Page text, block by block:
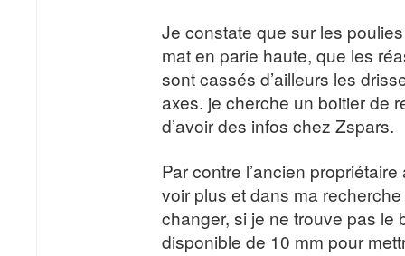
Je constate que sur les
mat en parie haute, que les
sont cassés d’ailleurs les
axes. je cherche un boitier de
d’avoir des infos chez Zspars.
Par contre l’ancien
voir plus et dans ma
changer, si je ne trouve pas le
disponible de 10 mm pour